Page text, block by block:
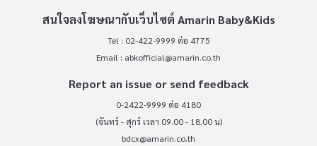
สนใจลงโฆษณากับเว็บไซต์ Amarin Baby&Kids
Tel : 02-422-9999 ต่อ 4775
Email : abkofficial@amarin.co.th
Report an issue or send feedback
0-2422-9999 ต่อ 4180
(จันทร์ - ศุกร์ เวลา 09.00 - 18.00 น)
bdcx@amarin.co.th